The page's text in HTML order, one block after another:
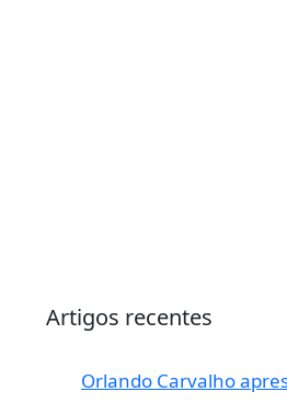
Artigos recentes
Orlando Carvalho